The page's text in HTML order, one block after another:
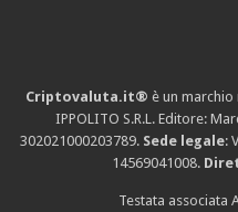
Criptovaluta.it® è un marchio
IPPOLITO S.R.L. Editore:
302021000203789. Sede legale:
14569041008.
Testata associata